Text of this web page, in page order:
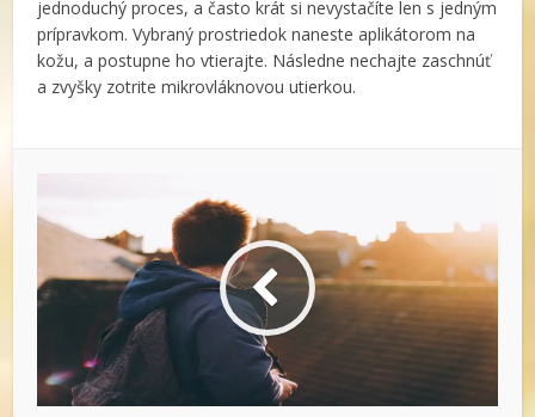
jednoduchý proces, a často krát si nevystačíte len s jedným
prípravkom. Vybraný prostriedok naneste aplikátorom na
kožu, a postupne ho vtierajte. Následne nechajte zaschnúť
a zvyšky zotrite mikrovláknovou utierkou.